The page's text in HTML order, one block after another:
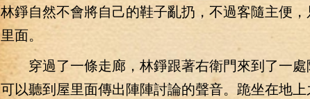
林錚自然不會將自己的鞋子亂扔，不過客隨主便
里面。
穿過了一條走廊，林錚跟著右衛門來到了一處
可以聽到屋里面傳出陣陣討論的聲音。跪坐在地